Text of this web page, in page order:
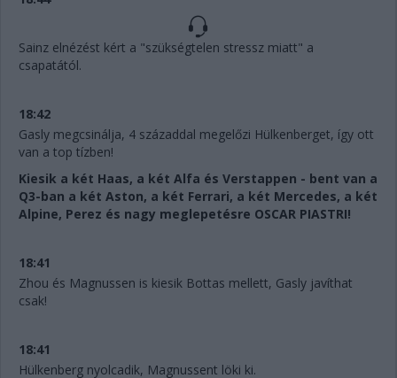
Sainz elnézést kért a "szükségtelen stressz miatt" a
csapatától.
18:42
Gasly megcsinálja, 4 századdal megelőzi Hülkenberget, így ott
van a top tízben!
Kiesik a két Haas, a két Alfa és Verstappen - bent van a
Q3-ban a két Aston, a két Ferrari, a két Mercedes, a két
Alpine, Perez és nagy meglepetésre OSCAR PIASTRI!
18:41
Zhou és Magnussen is kiesik Bottas mellett, Gasly javíthat
csak!
18:41
Hülkenberg nyolcadik, Magnussent löki ki.